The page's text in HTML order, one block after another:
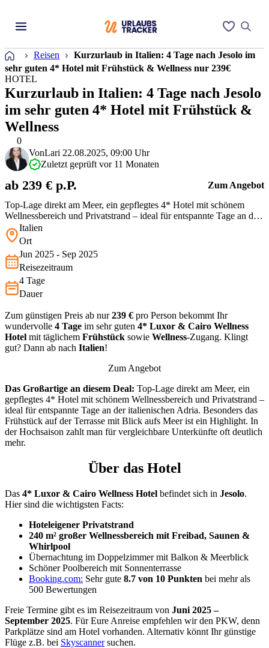
Startseite
Reisen
Kurzurlaub in Italien: 4 Tage nach Jesolo im
sehr guten 4* Hotel mit Frühstück & Wellness nur 239€
0
HOTEL
Kurzurlaub in Italien: 4 Tage nach Jesolo
im sehr guten 4* Hotel mit Frühstück &
Wellness
Top-Lage direkt am Meer, ein gepflegtes 4* Hotel mit schönem
Wellnessbereich und Privatstrand – ideal für entspannte Tage an der
italienischen Adria. Besonders das Frühstück auf der Terrasse mit
Blick aufs Meer ist ein Highlight. In der Hochsaison zahlt man für
VonLari 22.08.2025, 09:00 Uhr
Zuletzt geprüft vor 11 Monaten
ab 239 € p.P. Zum Angebot
Italien
Ort
Jun 2025 - Sep 2025
Reisezeitraum
4 Tage
Dauer
Zum günstigen Preis ab nur239 € pro Person bekommt Ihr
wundervolle 4 Tage im sehr guten 4* Luxor & Cairo Wellness
Hotel mit täglichem Frühstück sowie Wellness-Zugang. Klingt
gut? Dann ab nach Italien!
Zum Angebot
Das Großartige an diesem Deal: Top-Lage direkt am Meer, ein
gepflegtes 4* Hotel mit schönem Wellnessbereich und Privatstrand –
ideal für entspannte Tage an der italienischen Adria. Besonders das
Frühstück auf der Terrasse mit Blick aufs Meer ist ein Highlight. In
der Hochsaison zahlt man für vergleichbare Unterkünfte oft deutlich
mehr.
Über das Hotel
Das 4* Luxor & Cairo Wellness Hotel befindet sich in Jesolo.
Hier sind die wichtigsten Facts:
Hoteleigener Privatstrand
240 m² großer Wellnessbereich mit Freibad, Saunen &
Whirlpool
Übernachtung im Doppelzimmer mit Balkon & Meerblick
Schöner Poolbereich mit Sonnenterrasse
Booking.com: Sehr gute 8.7 von 10 Punkten bei mehr als
500 Bewertungen
Freie Termine gibt es im Reisezeitraum von Juni 2025 –
September 2025. Für Eure Anreise empfehlen wir den PKW, denn
Parkplätze sind am Hotel vorhanden. Alternativ könnt Ihr günstige
Flüge z.B. bei Skyscannersuchen.